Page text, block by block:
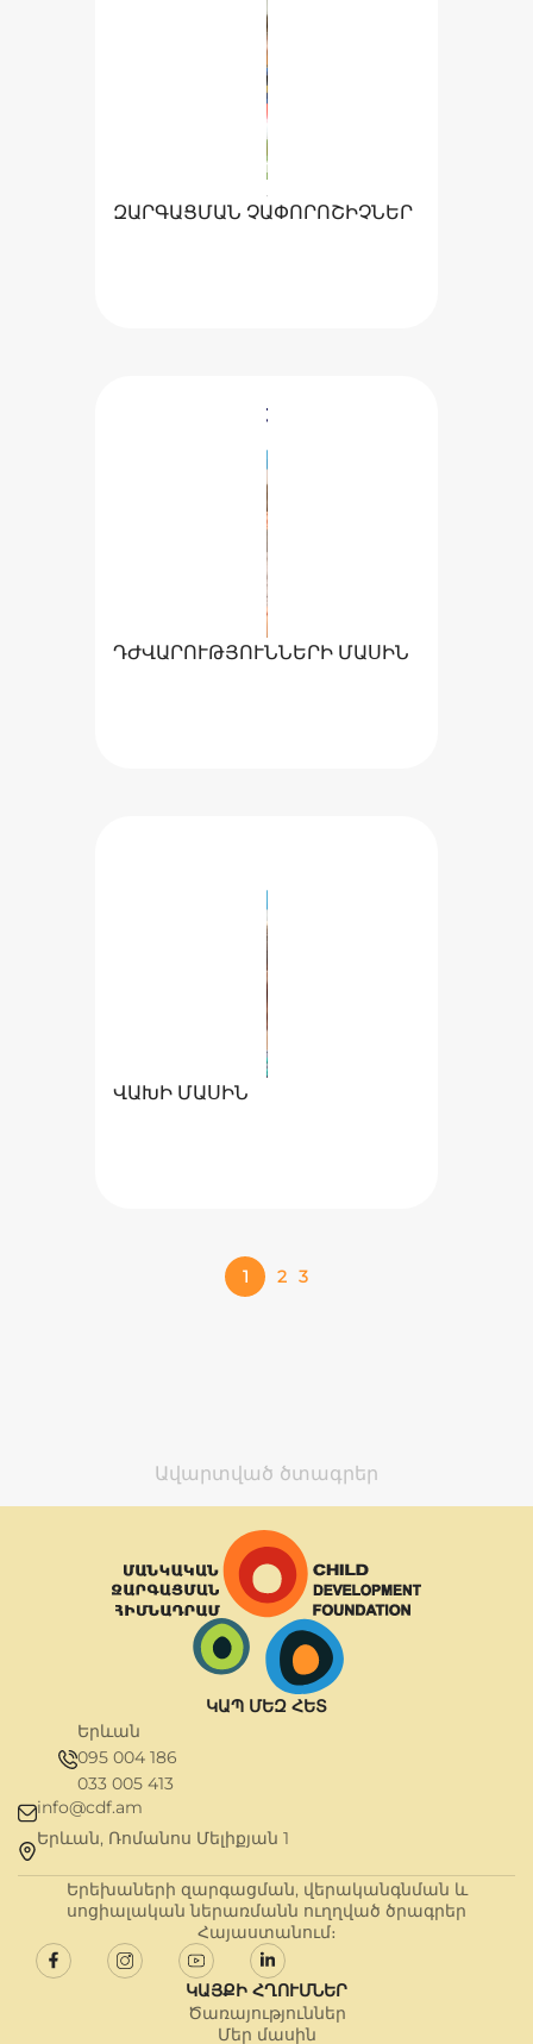
Ավարտված ծտագրեր
ԶԱՐԳԱՑՄԱՆ ՉԱՓՈՐՈՇԻՉՆԵՐ
ԴԺՎԱՐՈՒԹՅՈՒՆՆԵՐԻ ՄԱՍԻՆ
ՎԱԽԻ ՄԱՍԻՆ
1 2 3
ԿԱՊ ՄԵԶ ՀԵՏ
Երևան
095 004 186
033 005 413
info@cdf.am
Երևան, Ռոմանոս Մելիքյան 1
Երեխաների զարգացման, վերականգնման և
սոցիալական ներառմանն ուղղված ծրագրեր
Հայաստանում։
ԿԱՅՔԻ ՀՂՈՒՄՆԵՐ
Ծառայություններ
Մեր մասին